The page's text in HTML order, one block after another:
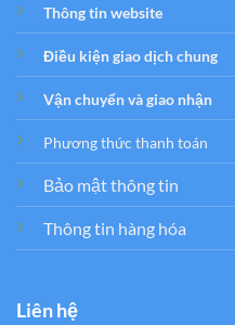
Thông tin website
Điều kiện giao dịch chung
Vận chuyển và giao nhận
Phương thức thanh toán
Bảo mật thông tin
Thông tin hàng hóa
Liên hệ